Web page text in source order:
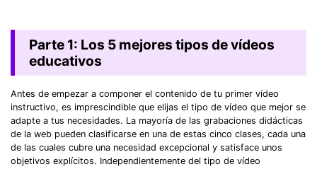
Parte 1: Los 5 mejores tipos de vídeos
educativos
Antes de empezar a componer el contenido de tu primer vídeo
instructivo, es imprescindible que elijas el tipo de vídeo que mejor se
adapte a tus necesidades. La mayoría de las grabaciones didácticas
de la web pueden clasificarse en una de estas cinco clases, cada una
de las cuales cubre una necesidad excepcional y satisface unos
objetivos explícitos. Independientemente del tipo de vídeo